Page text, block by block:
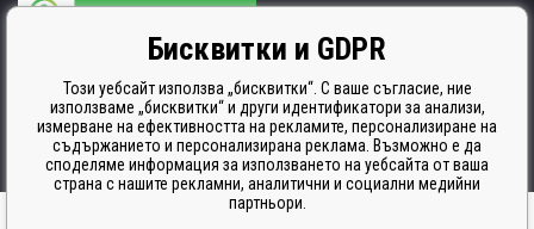
Производителят на касети е сертифициран
ISO 9001. ISO 14001 и STMC.
Бисквитки и GDPR
Този уебсайт използва „бисквитки“. С ваше съгласие, ние
използваме „бисквитки“ и други идентификатори за анализи,
измерване на ефективността на рекламите, персонализиране на
съдържанието и персонализирана реклама. Възможно е да
споделяме информация за използването на уебсайта от ваша
страна с нашите рекламни, аналитични и социални медийни
партньори.